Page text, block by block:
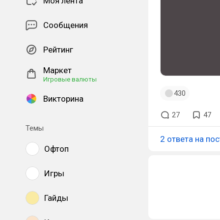
Сообщения
Рейтинг
Маркет
Игровые валюты
Викторина
Темы
Офтоп
Игры
Гайды
430
27 47
2 ответа на